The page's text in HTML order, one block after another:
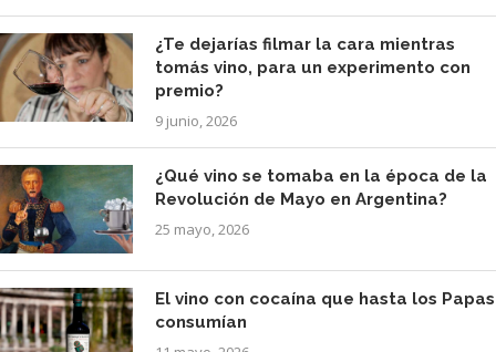
¿Te dejarías filmar la cara mientras
tomás vino, para un experimento con
premio?
9 junio, 2026
¿Qué vino se tomaba en la época de la
Revolución de Mayo en Argentina?
25 mayo, 2026
El vino con cocaína que hasta los Papas
consumían